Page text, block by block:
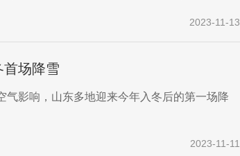
2023-11-13
首场降雪
气影响，山东多地迎来今年入冬后的第一场降
2023-11-11